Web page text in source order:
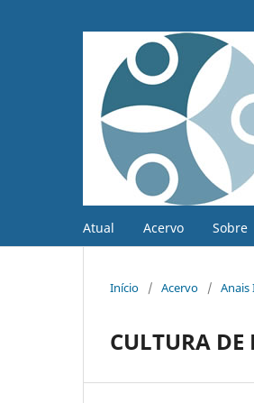
Atual Acervo Sobre
Início / Acervo / Anais
CULTURA DE